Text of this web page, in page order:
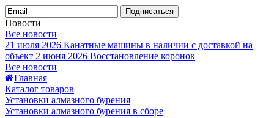
Подписаться
Новости
Все новости
21 июля 2026 Канатные машины в наличии с доставкой на
объект 2 июня 2026 Восстановление коронок
Все новости
Главная
Каталог товаров
Установки алмазного бурения
Установки алмазного бурения в сборе